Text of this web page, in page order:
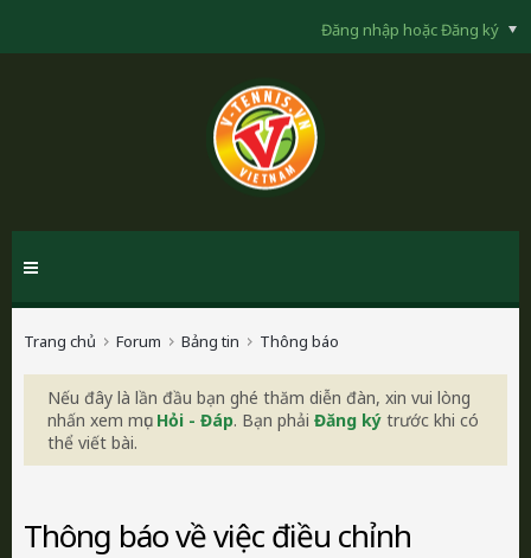
Đăng nhập hoặc Đăng ký
Trang chủ Forum Bảng tin Thông báo
Nếu đây là lần đầu bạn ghé thăm diễn đàn, xin vui lòng
nhấn xem mục Hỏi - Đáp. Bạn phải Đăng ký trước khi có
thể viết bài.
Thông báo về việc điều chỉnh